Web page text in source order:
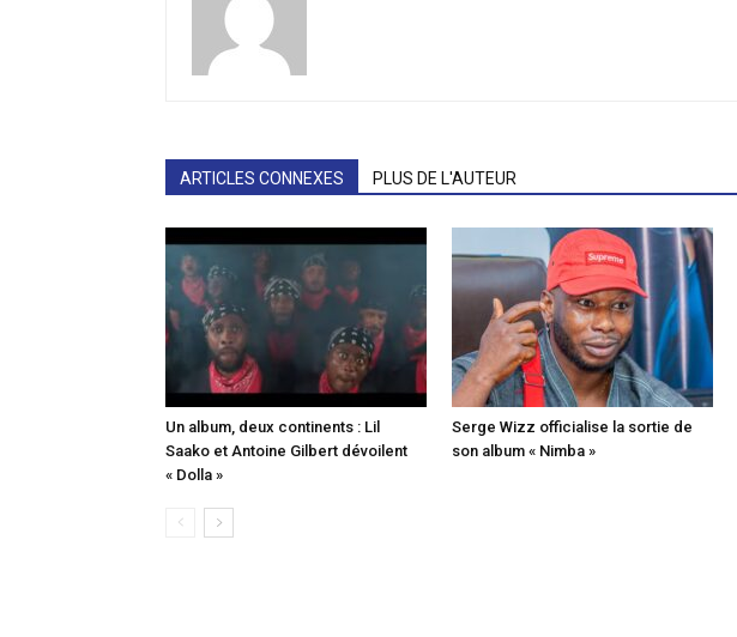
ARTICLES CONNEXES PLUS DE L'AUTEUR
Un album, deux continents : Lil
Saako et Antoine Gilbert dévoilent
« Dolla »
Serge Wizz officialise la sortie de
son album « Nimba »